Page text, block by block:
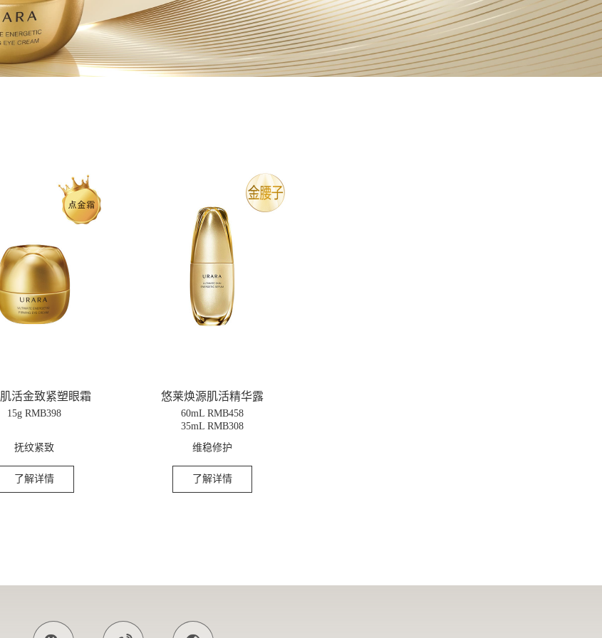
活金致紧塑眼霜
15g RMB398
抚纹紧致
了解详情
悠莱焕源肌活精华露
60mL RMB458
35mL RMB308
维稳修护
了解详情